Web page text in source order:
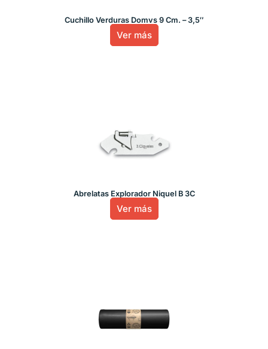
Cuchillo Verduras Domvs 9 Cm. – 3,5″
Ver más
Abrelatas Explorador Niquel B 3C
Ver más